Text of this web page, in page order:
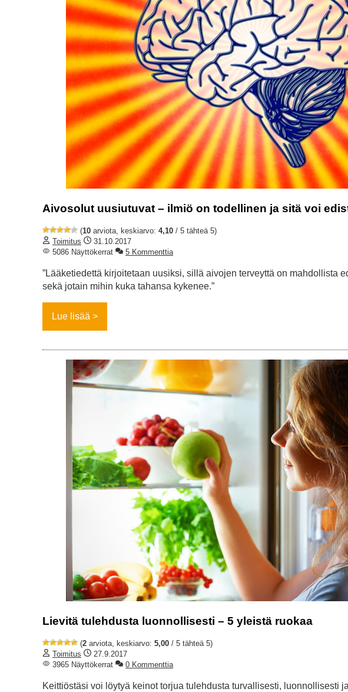
Aivosolut uusiutuvat – ilmiö on todellinen ja sitä voi
(10 arviota, keskiarvo: 4,10 / 5 tähteä 5)
Toimitus
31.10.2017
5086 Näyttökerrat
5 Kommenttia
”Lääketiedettä kirjoitetaan uusiksi, sillä aivojen terveyttä on mahdollista
sekä jotain mihin kuka tahansa kykenee.”
Lue lisää
Lievitä tulehdusta luonnollisesti – 5 yleistä ruokaa
(2 arviota, keskiarvo: 5,00 / 5 tähteä 5)
Toimitus
27.9.2017
3965 Näyttökerrat
0 Kommenttia
Keittiöstäsi voi löytyä keinot torjua tulehdusta turvallisesti, luonnollisesti